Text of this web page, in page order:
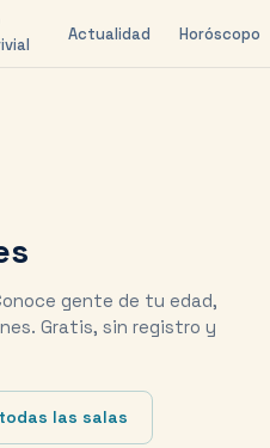
Actualidad Horóscopo
gente de tu edad,
Gratis, sin registro y
las salas